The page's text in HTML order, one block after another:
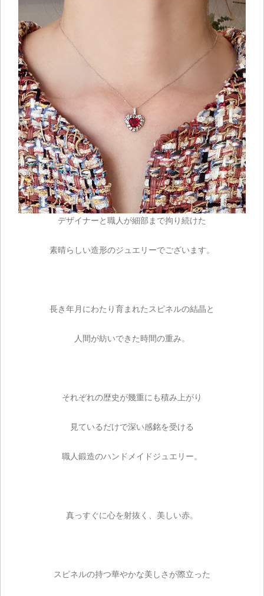
デザイナーと職人が細部まで拘り続けた
素晴らしい造形のジュエリーでございます。
長き年月にわたり育まれたスピネルの結晶と
人間が紡いできた時間の重み。
それぞれの歴史が幾重にも積み上がり
見ているだけで深い感銘を受ける
職人鍛造のハンドメイドジュエリー。
真っすぐに心を射抜く、美しい赤。
スピネルの持つ華やかな美しさが際立った